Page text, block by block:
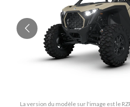
La version du modèle sur l'image est le